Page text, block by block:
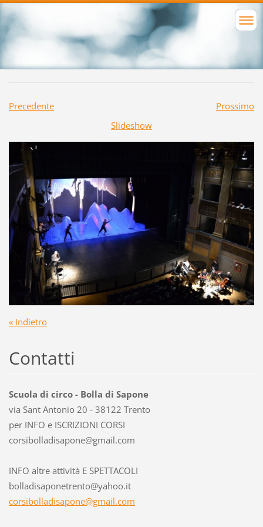
Precedente
Prossimo
Slideshow
« Indietro
Contatti
Scuola di circo - Bolla di Sapone
via Sant Antonio 20 - 38122 Trento
per INFO e ISCRIZIONI CORSI
corsibolladisapone@gmail.com
INFO altre attività E SPETTACOLI
bolladisaponetrento@yahoo.it
corsibolladisapone@gmail.com